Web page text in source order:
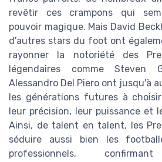
revêtir ces crampons qui
pouvoir magique. Mais David
d'autres stars du foot ont
rayonner la notoriété des
légendaires comme Steven
Alessandro Del Piero ont jusqu'à
les générations futures à
leur précision, leur puissance et
Ainsi, de talent en talent, les
séduire aussi bien les
professionnels,